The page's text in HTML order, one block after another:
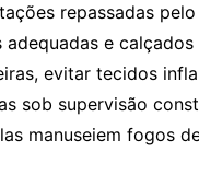
repassadas
adequadas e
evitar tecidos
sob supervisão
manuseiem fogos